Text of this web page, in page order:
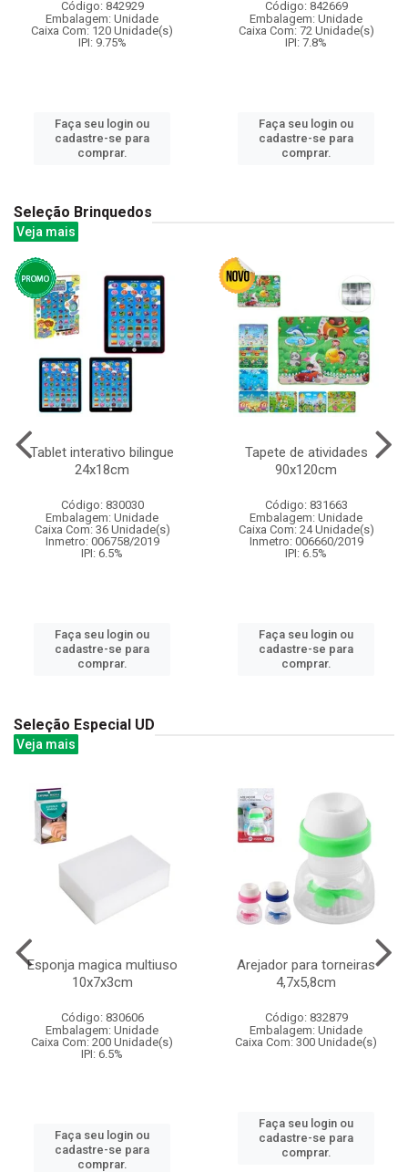
Código: 842929
Embalagem: Unidade
Caixa Com: 120 Unidade(s)
IPI: 9.75%
Faça seu login ou
cadastre-se para
comprar.
Código: 842669
Embalagem: Unidade
Caixa Com: 72 Unidade(s)
IPI: 7.8%
Faça seu login ou
cadastre-se para
comprar.
Seleção Brinquedos
Veja mais
Tablet interativo bilingue
24x18cm
Código: 830030
Embalagem: Unidade
Caixa Com: 36 Unidade(s)
Inmetro: 006758/2019
IPI: 6.5%
Faça seu login ou
cadastre-se para
comprar.
Tapete de atividades
90x120cm
Código: 831663
Embalagem: Unidade
Caixa Com: 24 Unidade(s)
Inmetro: 006660/2019
IPI: 6.5%
Faça seu login ou
cadastre-se para
comprar.
Seleção Especial UD
Veja mais
Esponja magica multiuso
10x7x3cm
Código: 830606
Embalagem: Unidade
Caixa Com: 200 Unidade(s)
IPI: 6.5%
Faça seu login ou
cadastre-se para
comprar.
Arejador para torneiras
4,7x5,8cm
Código: 832879
Embalagem: Unidade
Caixa Com: 300 Unidade(s)
Faça seu login ou
cadastre-se para
comprar.